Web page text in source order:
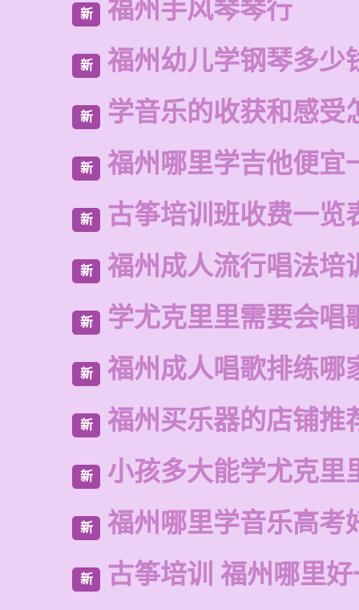
新 福州手风琴琴行
新 福州幼儿学钢琴多少
新 学音乐的收获和感受
新 福州哪里学吉他便宜
新 古筝培训班收费一览
新 福州成人流行唱法培
新 学尤克里里需要会唱
新 福州成人唱歌排练哪
新 福州买乐器的店铺推
新 小孩多大能学尤克里
新 福州哪里学音乐高考
新 古筝培训 福州哪里